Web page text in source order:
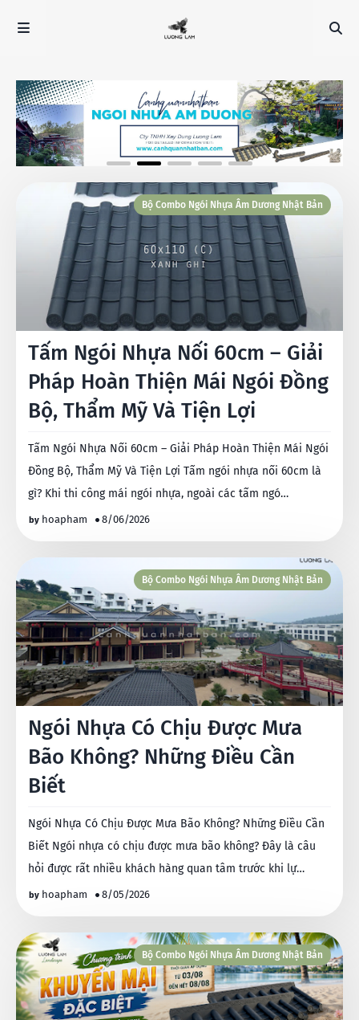
Bộ Combo Ngói Nhựa Âm Dương Nhật Bản
Tấm Ngói Nhựa Nối 60cm – Giải
Pháp Hoàn Thiện Mái Ngói Đồng
Bộ, Thẩm Mỹ Và Tiện Lợi
Tấm Ngói Nhựa Nối 60cm – Giải Pháp Hoàn Thiện Mái Ngói
Đồng Bộ, Thẩm Mỹ Và Tiện Lợi Tấm ngói nhựa nối 60cm là
gì? Khi thi công mái ngói nhựa, ngoài các tấm ngó…
hoapham 8/06/2026
Bộ Combo Ngói Nhựa Âm Dương Nhật Bản
Ngói Nhựa Có Chịu Được Mưa
Bão Không? Những Điều Cần
Biết
Ngói Nhựa Có Chịu Được Mưa Bão Không? Những Điều Cần
Biết Ngói nhựa có chịu được mưa bão không? Đây là câu
hỏi được rất nhiều khách hàng quan tâm trước khi lự…
hoapham 8/05/2026
Bộ Combo Ngói Nhựa Âm Dương Nhật Bản